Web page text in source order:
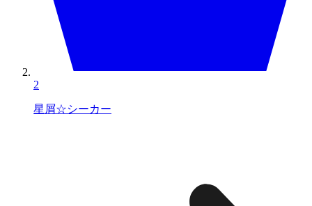
2
星屑☆シーカー